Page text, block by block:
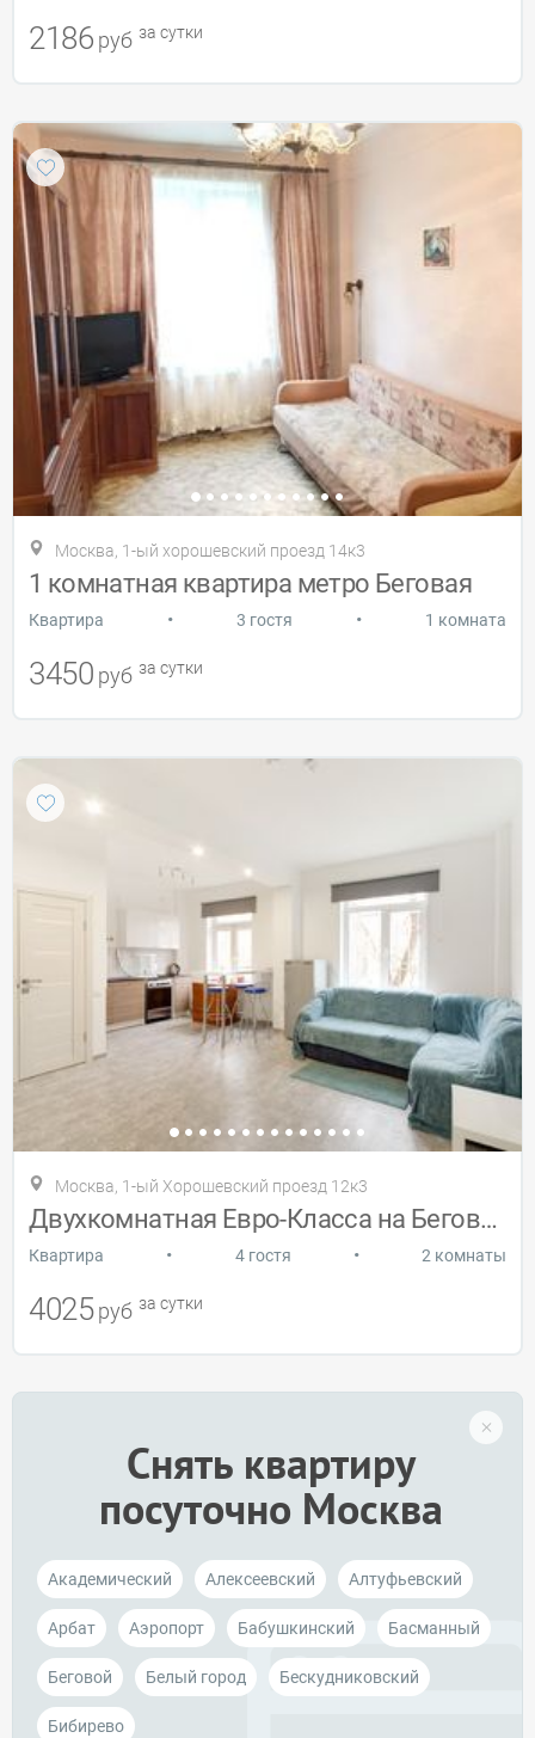
2186 руб за сутки
Москва, 1-ый хорошевский проезд 14к3
1 комнатная квартира метро Беговая
Квартира • 3 гостя • 1 комната
3450 руб за сутки
Москва, 1-ый Хорошевский проезд 12к3
Двухкомнатная Евро-Класса на Беговой
Квартира • 4 гостя • 2 комнаты
4025 руб за сутки
Снять квартиру
посуточно Москва
Академический Алексеевский Алтуфьевский
Арбат Аэропорт Бабушкинский Басманный
Беговой Белый город Бескудниковский
Бибирево